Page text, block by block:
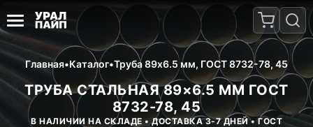
Главная•Каталог•Труба 89x6.5 мм, ГОСТ 8732-78, 45
ТРУБА СТАЛЬНАЯ 89×6.5 ММ ГОСТ
8732-78, 45
В НАЛИЧИИ НА СКЛАДЕ • ДОСТАВКА 3-7 ДНЕЙ • ГОСТ